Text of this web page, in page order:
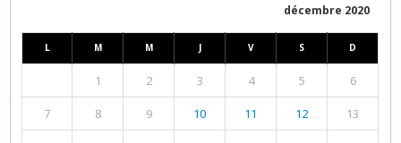
décembre 2020
L M M J V S D
1 2 3 4 5 6
7 8 9 10 11 12 13